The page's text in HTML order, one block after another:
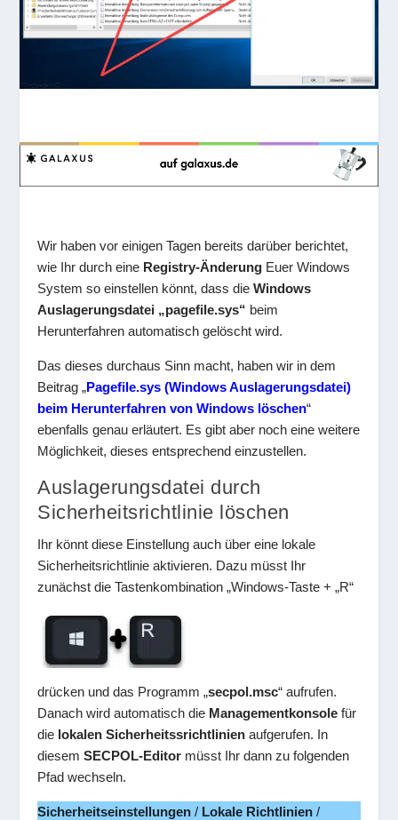
Wir haben vor einigen Tagen bereits darüber berichtet,
wie Ihr durch eine Registry-Änderung Euer Windows
System so einstellen könnt, dass dieWindows
Auslagerungsdatei „pagefile.sys“ beim
Herunterfahren automatisch gelöscht wird.
Das dieses durchaus Sinn macht, haben wir in dem
Beitrag „Pagefile.sys (Windows Auslagerungsdatei)
beim Herunterfahren von Windows löschen“
ebenfalls genau erläutert. Es gibt aber noch eine weitere
Möglichkeit, dieses entsprechend einzustellen.
Auslagerungsdatei durch
Sicherheitsrichtlinie löschen
Ihr könnt diese Einstellung auch über eine lokale
Sicherheitsrichtlinie aktivieren. Dazu müsst Ihr
zunächst die Tastenkombination „Windows-Taste + „R“
drücken und das Programm „secpol.msc“ aufrufen.
Danach wird automatisch die Managementkonsole für
die lokalen Sicherheitssrichtlinien aufgerufen. In
diesemSECPOL-Editor müsst Ihr dann zu folgenden
Pfad wechseln.
Sicherheitseinstellungen / Lokale Richtlinien /